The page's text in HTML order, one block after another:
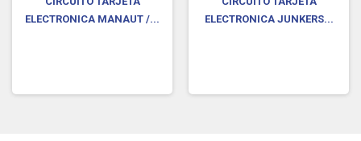
ELECTRONICA MANAUT /...
ELECTRONICA JUNKERS...